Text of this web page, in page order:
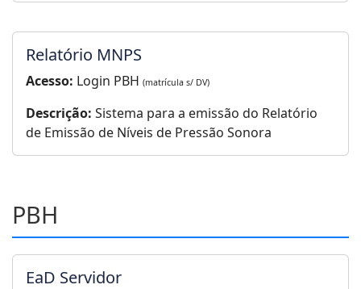
Relatório MNPS
Acesso: Login PBH (matrícula s/ DV)
Descrição: Sistema para a emissão do Relatório
de Emissão de Níveis de Pressão Sonora
PBH
EaD Servidor